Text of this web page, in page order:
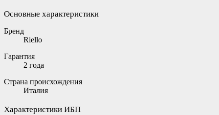
Основные характеристики
Бренд
Riello
Гарантия
2 года
Страна происхождения
Италия
Характеристики ИБП